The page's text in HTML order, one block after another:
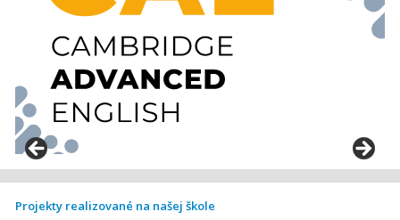
Projekty realizované na našej škole